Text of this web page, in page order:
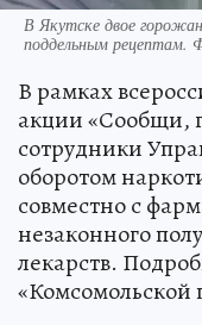
В Якутске двое
поддельным
В рамках
акции «Сообщи,
сотрудники
оборотом
совместно с
незаконного
лекарств.
«Комсомольской